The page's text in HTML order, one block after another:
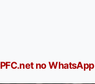
no WhatsApp